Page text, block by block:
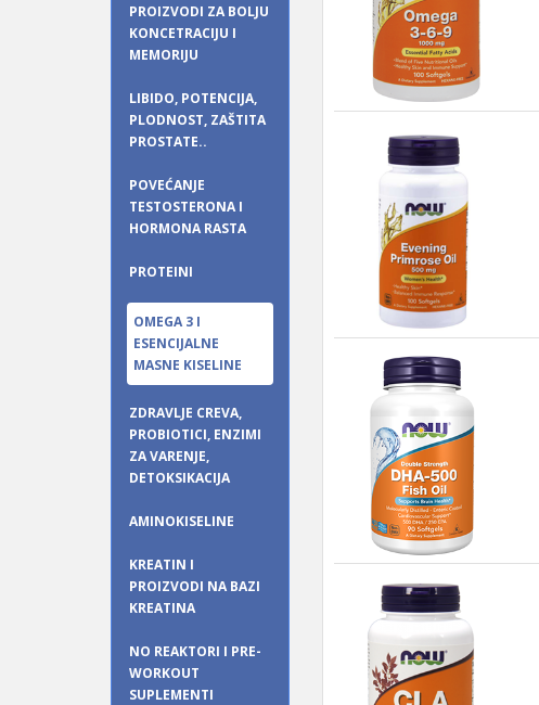
PROIZVODI ZA BOLJU
KONCETRACIJU I
MEMORIJU
LIBIDO, POTENCIJA,
PLODNOST, ZAŠTITA
PROSTATE..
POVEĆANJE
TESTOSTERONA I
HORMONA RASTA
PROTEINI
OMEGA 3 I
ESENCIJALNE
MASNE KISELINE
ZDRAVLJE CREVA,
PROBIOTICI, ENZIMI
ZA VARENJE,
DETOKSIKACIJA
AMINOKISELINE
KREATIN I
PROIZVODI NA BAZI
KREATINA
NO REAKTORI I PRE-
WORKOUT
SUPLEMENTI